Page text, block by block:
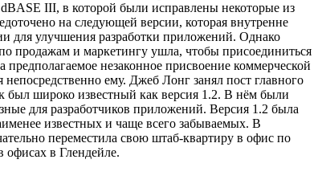
III, в которой были исправлены некоторые из
на следующей версии, которая внутренне
для улучшения разработки приложений. Однако
продажам и маркетингу ушла, чтобы присоединиться
незаконное присвоение коммерческой
ему. Джеб Лонг занял пост главного
был широко известный как версия 1.2. В нём были
для разработчиков приложений. Версия 1.2 была
известных и чаще всего забываемых. В
переместила свою штаб-квартиру в офис по
офисах в Глендейле.